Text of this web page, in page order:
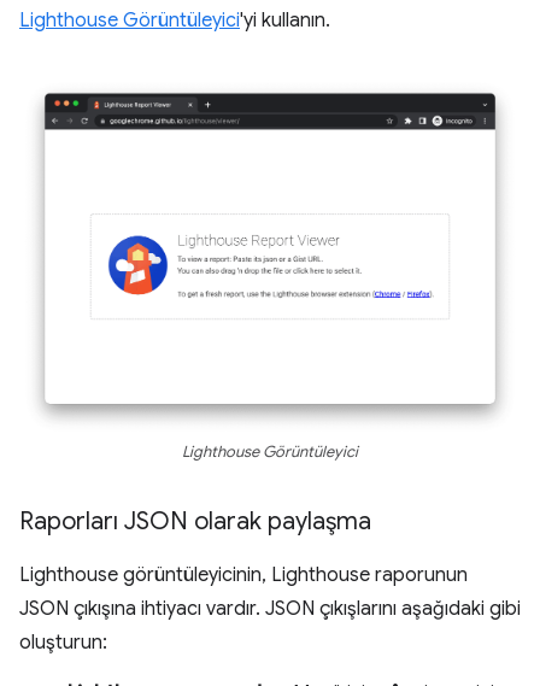
Lighthouse Görüntüleyici'yi kullanın.
Lighthouse Görüntüleyici
Raporları JSON olarak paylaşma
Lighthouse görüntüleyicinin, Lighthouse raporunun
JSON çıkışına ihtiyacı vardır. JSON çıkışlarını aşağıdaki gibi
oluşturun: